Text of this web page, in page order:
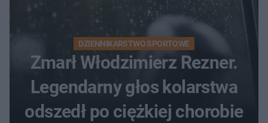
DZIENNIKARSTWO SPORTOWE
Zmarł Włodzimierz Rezner.
Legendarny głos kolarstwa
odszedł po ciężkiej chorobie